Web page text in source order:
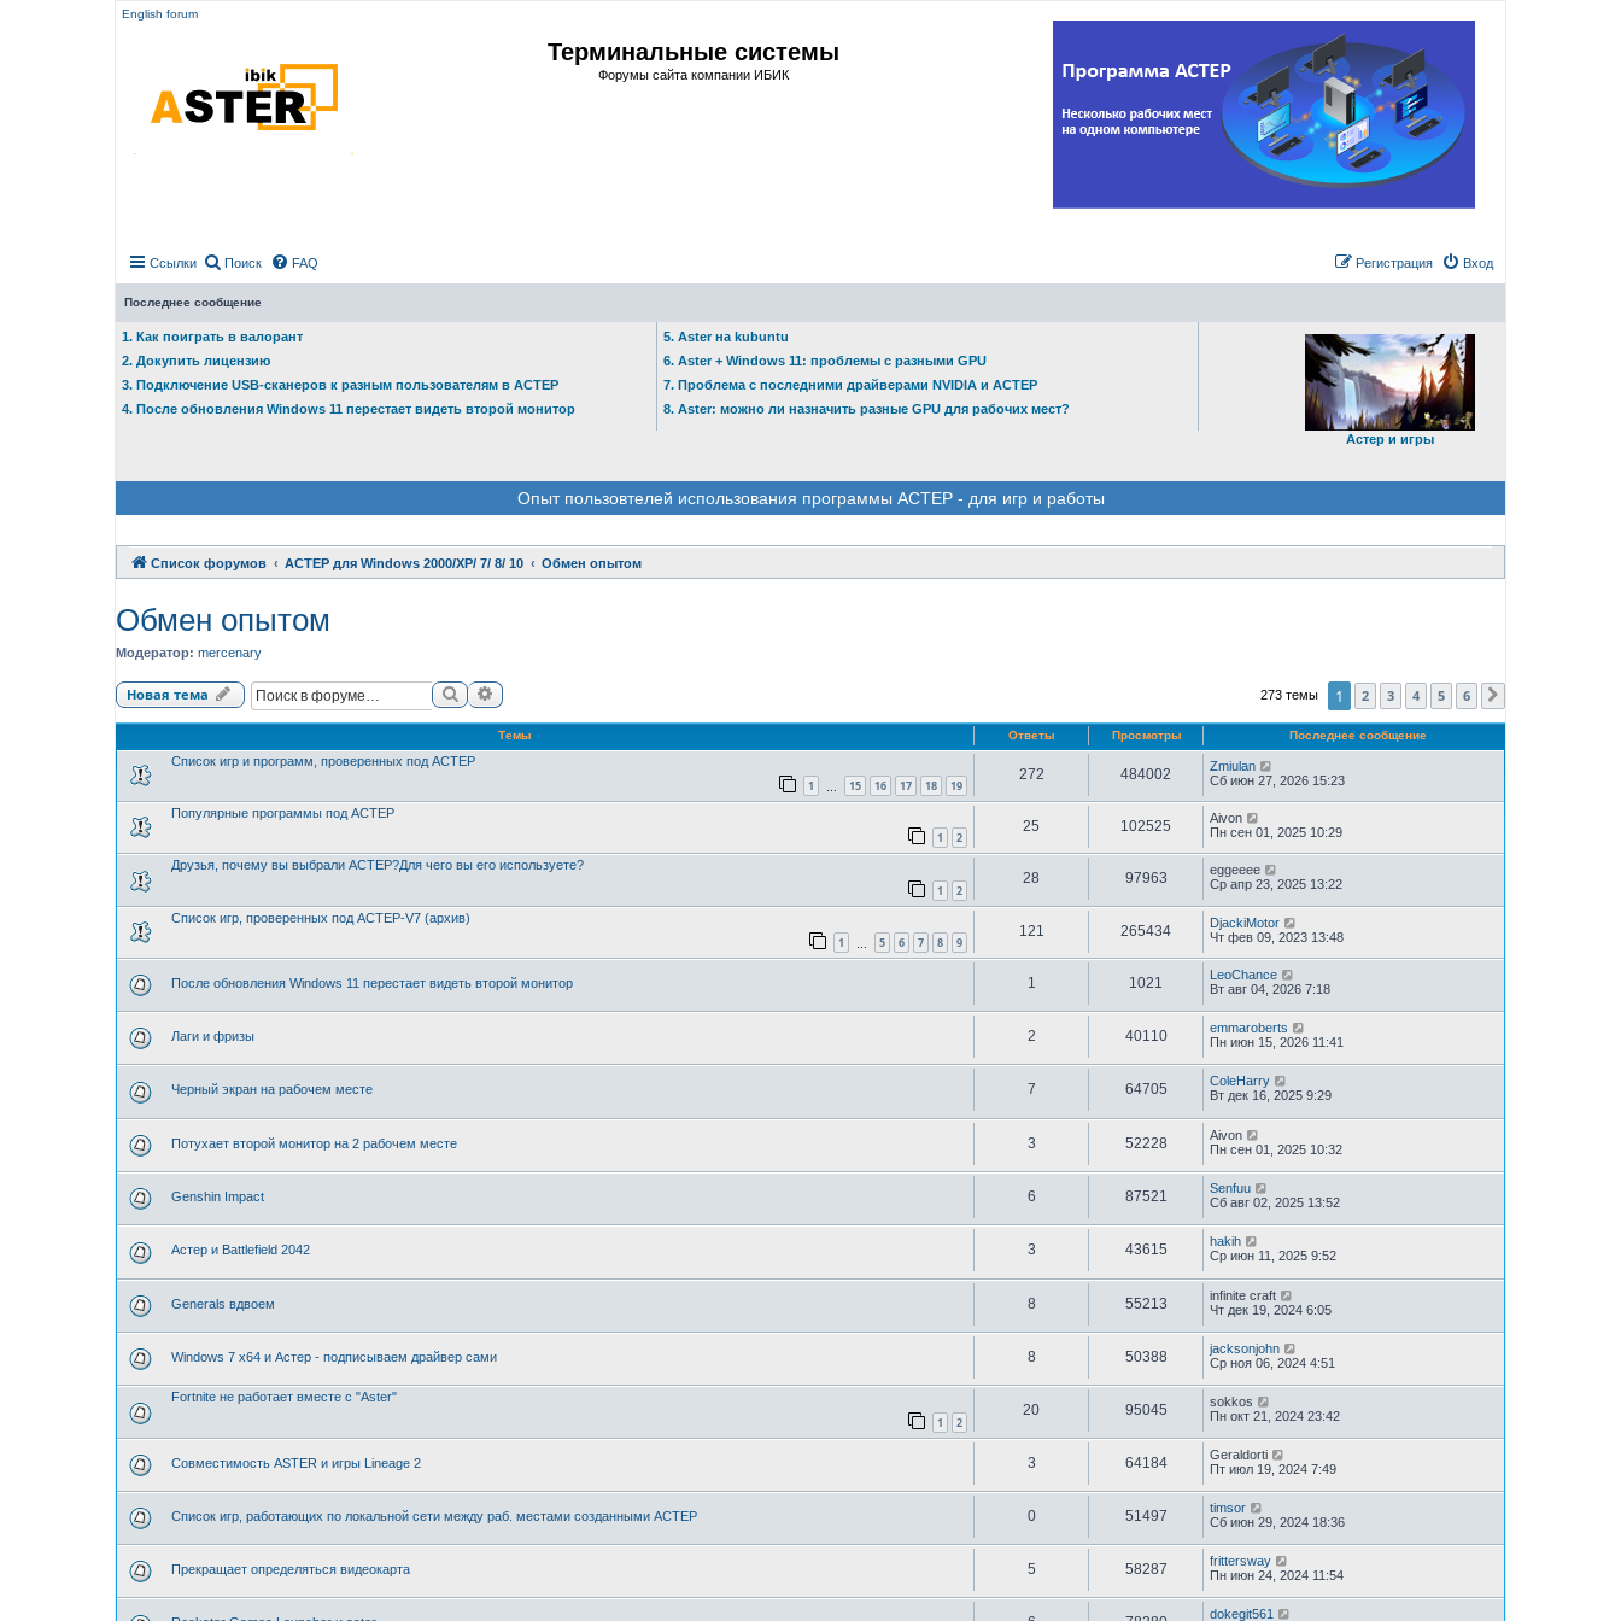
English forum
Терминальные системы
Форумы сайта компании ИБИК
Ссылки Поиск FAQ Вход
Регистрация
Последнее сообщение
1. Как поиграть в валорант
2. Докупить лицензию
3. Подключение USB-сканеров к разным пользователям в АСТЕР
4. После обновления Windows 11 перестает видеть второй монитор
5. Aster на kubuntu
6. Aster + Windows 11: проблемы с разными GPU
7. Проблема с последними драйверами NVIDIA и АСТЕР
8. Aster: можно ли назначить разные GPU для рабочих мест?
Астер и игры
Опыт пользовтелей использования программы АСТЕР - для игр и работы
Список форумов АСТЕР для Windows 2000/XP/ 7/ 8/ 10 Обмен опытом
Обмен опытом
Модератор: mercenary
Новая тема ПоискРасширенный поиск 273 темы 1 2 3 4 5 6
Темы Ответы Просмотры Последнее сообщение
Список игр и программ, проверенных под АСТЕР
1 … 15 16 17 18 19
272 484002
Zmiulan
Сб июн 27, 2026 15:23
Популярные программы под АСТЕР
1 2
25 102525
Aivon
Пн сен 01, 2025 10:29
Друзья, почему вы выбрали АСТЕР?Для чего вы его используете?
1 2
28 97963
eggeeee
Ср апр 23, 2025 13:22
Список игр, проверенных под АСТЕР-V7 (архив)
1 5 6 7 8 9
121 265434
DjackiMotor
Чт фев 09, 2023 13:48
После обновления Windows 11 перестает видеть второй монитор 1 1021
LeoChance
Вт авг 04, 2026 7:18
Лаги и фризы 2 40110
emmaroberts
Пн июн 15, 2026 11:41
Черный экран на рабочем месте 7 64705
ColeHarry
Вт дек 16, 2025 9:29
Потухает второй монитор на 2 рабочем месте 3 52228
Aivon
Пн сен 01, 2025 10:32
Genshin Impact 6 87521
Senfuu
Сб авг 02, 2025 13:52
Астер и Battlefield 2042 3 43615
hakih
Ср июн 11, 2025 9:52
Generals вдвоем 8 55213
infinite craft
Чт дек 19, 2024 6:05
Windows 7 x64 и Астер - подписываем драйвер сами 8 50388
jacksonjohn
Ср ноя 06, 2024 4:51
Fortnite не работает вместе с "Aster"
1 2
20 95045
sokkos
Пн окт 21, 2024 23:42
Совместимость ASTER и игры Lineage 2 3 64184
Geraldorti
Пт июл 19, 2024 7:49
Список игр, работающих по локальной сети между раб. местами созданными АСТЕР 0 51497
timsor
Сб июн 29, 2024 18:36
Прекращает определяться видеокарта 5 58287
frittersway
Пн июн 24, 2024 11:54
dokegit561